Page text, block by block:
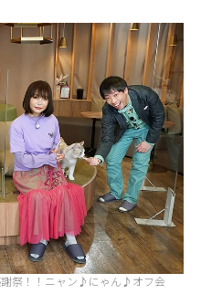
謝祭！！ニャン♪にゃん♪オフ会